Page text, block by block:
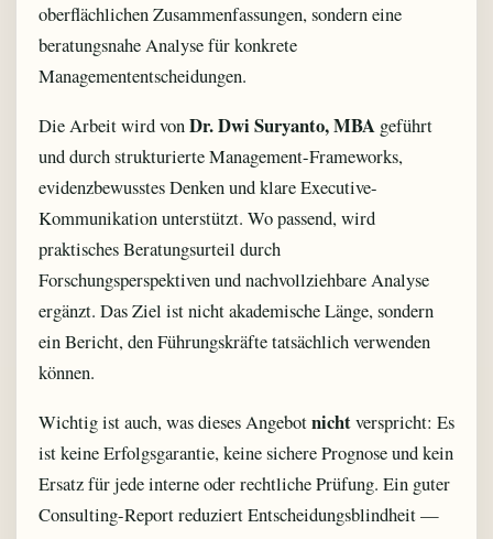
oberflächlichen Zusammenfassungen, sondern eine
beratungsnahe Analyse für konkrete
Managemententscheidungen.
Die Arbeit wird vonDr. Dwi Suryanto, MBA geführt
und durch strukturierte Management-Frameworks,
evidenzbewusstes Denken und klare Executive-
Kommunikation unterstützt. Wo passend, wird
praktisches Beratungsurteil durch
Forschungsperspektiven und nachvollziehbare Analyse
ergänzt. Das Ziel ist nicht akademische Länge, sondern
ein Bericht, den Führungskräfte tatsächlich verwenden
können.
Wichtig ist auch, was dieses Angebotnichtverspricht: Es
ist keine Erfolgsgarantie, keine sichere Prognose und kein
Ersatz für jede interne oder rechtliche Prüfung. Ein guter
Consulting-Report reduziert Entscheidungsblindheit —